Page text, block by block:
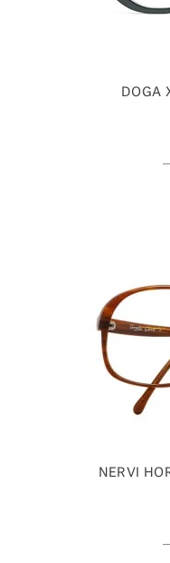
DOGA
NERVI